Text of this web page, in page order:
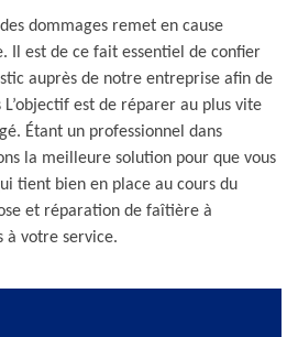
dommages remet en cause
Il est de ce fait essentiel de confier
auprès de notre entreprise afin de
est de réparer au plus vite
Étant un professionnel dans
la meilleure solution pour que vous
tient bien en place au cours du
et réparation de faîtière à
à votre service.